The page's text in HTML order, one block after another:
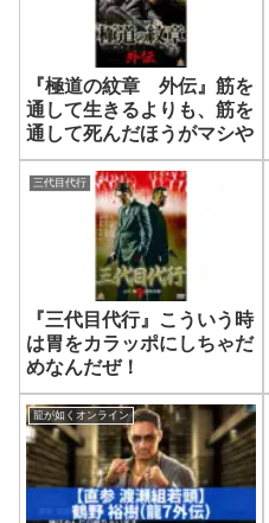
『極道の紋章 外伝』筋を
通して生きるよりも、筋を
通して死んだほうがマシや
三代目代行
『三代目代行』こういう時
は胃をカラッポにしちゃだ
めなんだぜ！
龍が如くオンライン